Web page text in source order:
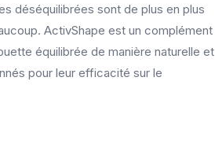
déséquilibrées sont de plus en plus
ActivShape est un complément
équilibrée de manière naturelle et
pour leur efficacité sur le